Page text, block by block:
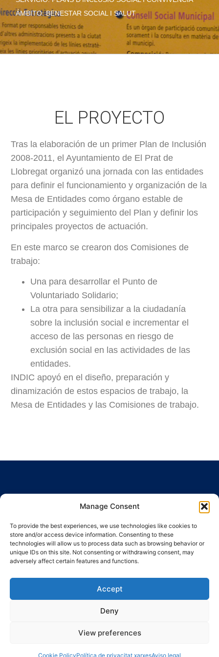
Manage Consent
To provide the best experiences, we use technologies like cookies to
store and/or access device information. Consenting to these
technologies will allow us to process data such as browsing behavior or
unique IDs on this site. Not consenting or withdrawing consent, may
adversely affect certain features and functions.
Accept
Deny
View preferences
Cookie PolicyPolítica de privacitat xarxesAviso legal
ÁMBITO: BENESTAR SOCIAL I SALUT
EL PROYECTO
Tras la elaboración de un primer Plan de Inclusión
2008-2011, el Ayuntamiento de El Prat de
Llobregat organizó una jornada con las entidades
para definir el funcionamiento y organización de la
Mesa de Entidades como órgano estable de
participación y seguimiento del Plan y definir los
principales proyectos de actuación.
En este marco se crearon dos Comisiones de
trabajo:
Una para desarrollar el Punto de
Voluntariado Solidario;
La otra para sensibilizar a la ciudadanía
sobre la inclusión social e incrementar el
acceso de las personas en riesgo de
exclusión social en las actividades de las
entidades.
INDIC apoyó en el diseño, preparación y
dinamización de estos espacios de trabajo, la
Mesa de Entidades y las Comisiones de trabajo.
Ronda Guinardó, 164 · 08041 Barcelona
Tel / Fax 934 569 777·indic@indic.cat
© 2008-2024 Indic